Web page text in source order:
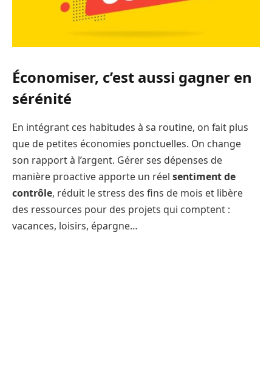
Économiser, c’est aussi gagner en
sérénité
En intégrant ces habitudes à sa routine, on fait plus
que de petites économies ponctuelles. On change
son rapport à l’argent. Gérer ses dépenses de
manière proactive apporte un réel sentiment de
contrôle, réduit le stress des fins de mois et libère
des ressources pour des projets qui comptent :
vacances, loisirs, épargne…